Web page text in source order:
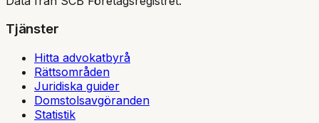
Tjänster
Hitta advokatbyrå
Rättsområden
Juridiska guider
Domstolsavgöranden
Statistik